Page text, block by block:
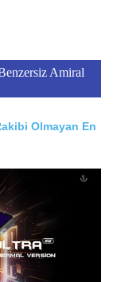
Amiral
Olmayan En